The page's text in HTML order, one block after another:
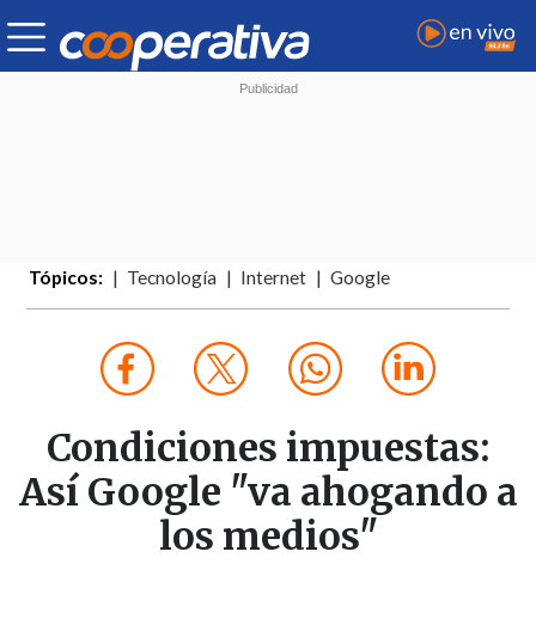
Tópicos: Tecnología Internet Google
Condiciones impuestas:
Así Google "va ahogando a
los medios"